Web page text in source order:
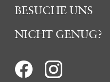
BESUCHE UNS
NICHT GENUG?